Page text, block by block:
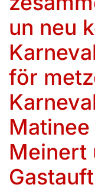
un neu
för
Meinert